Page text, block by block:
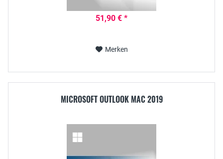
51,90 € *
Merken
MICROSOFT OUTLOOK MAC 2019